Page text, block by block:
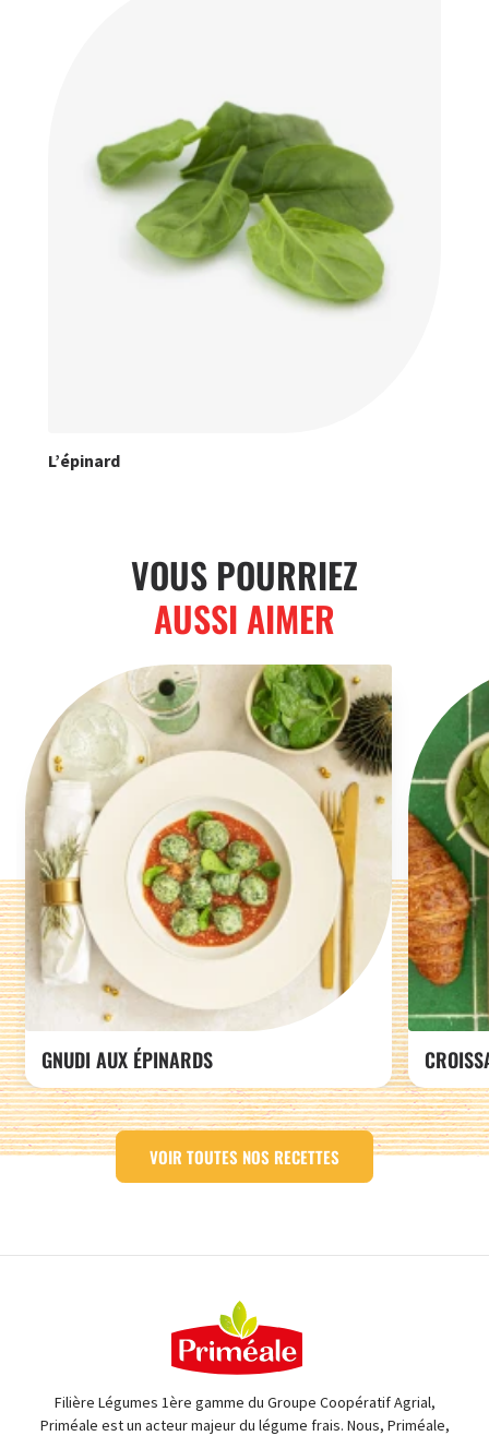
L’épinard
VOUS POURRIEZ
AUSSI AIMER
GNUDI AUX ÉPINARDS
VOIR TOUTES NOS RECETTES
Filière Légumes 1ère gamme du Groupe Coopératif Agrial,
Priméale est un acteur majeur du légume frais. Nous, Priméale,